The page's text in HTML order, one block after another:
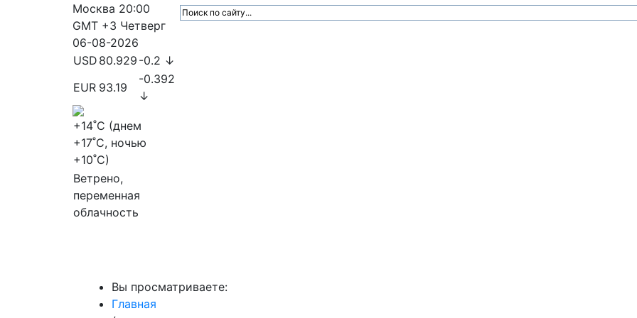
Москва 20:00
GMT +3 Четверг
06-08-2026
USD 80.929 -0.2 ↓
EUR 93.19
-0.392
↓
+14˚C (днем
+17˚C, ночью
+10˚C)
Ветрено,
переменная
облачность
Вы просматриваете:
Главная